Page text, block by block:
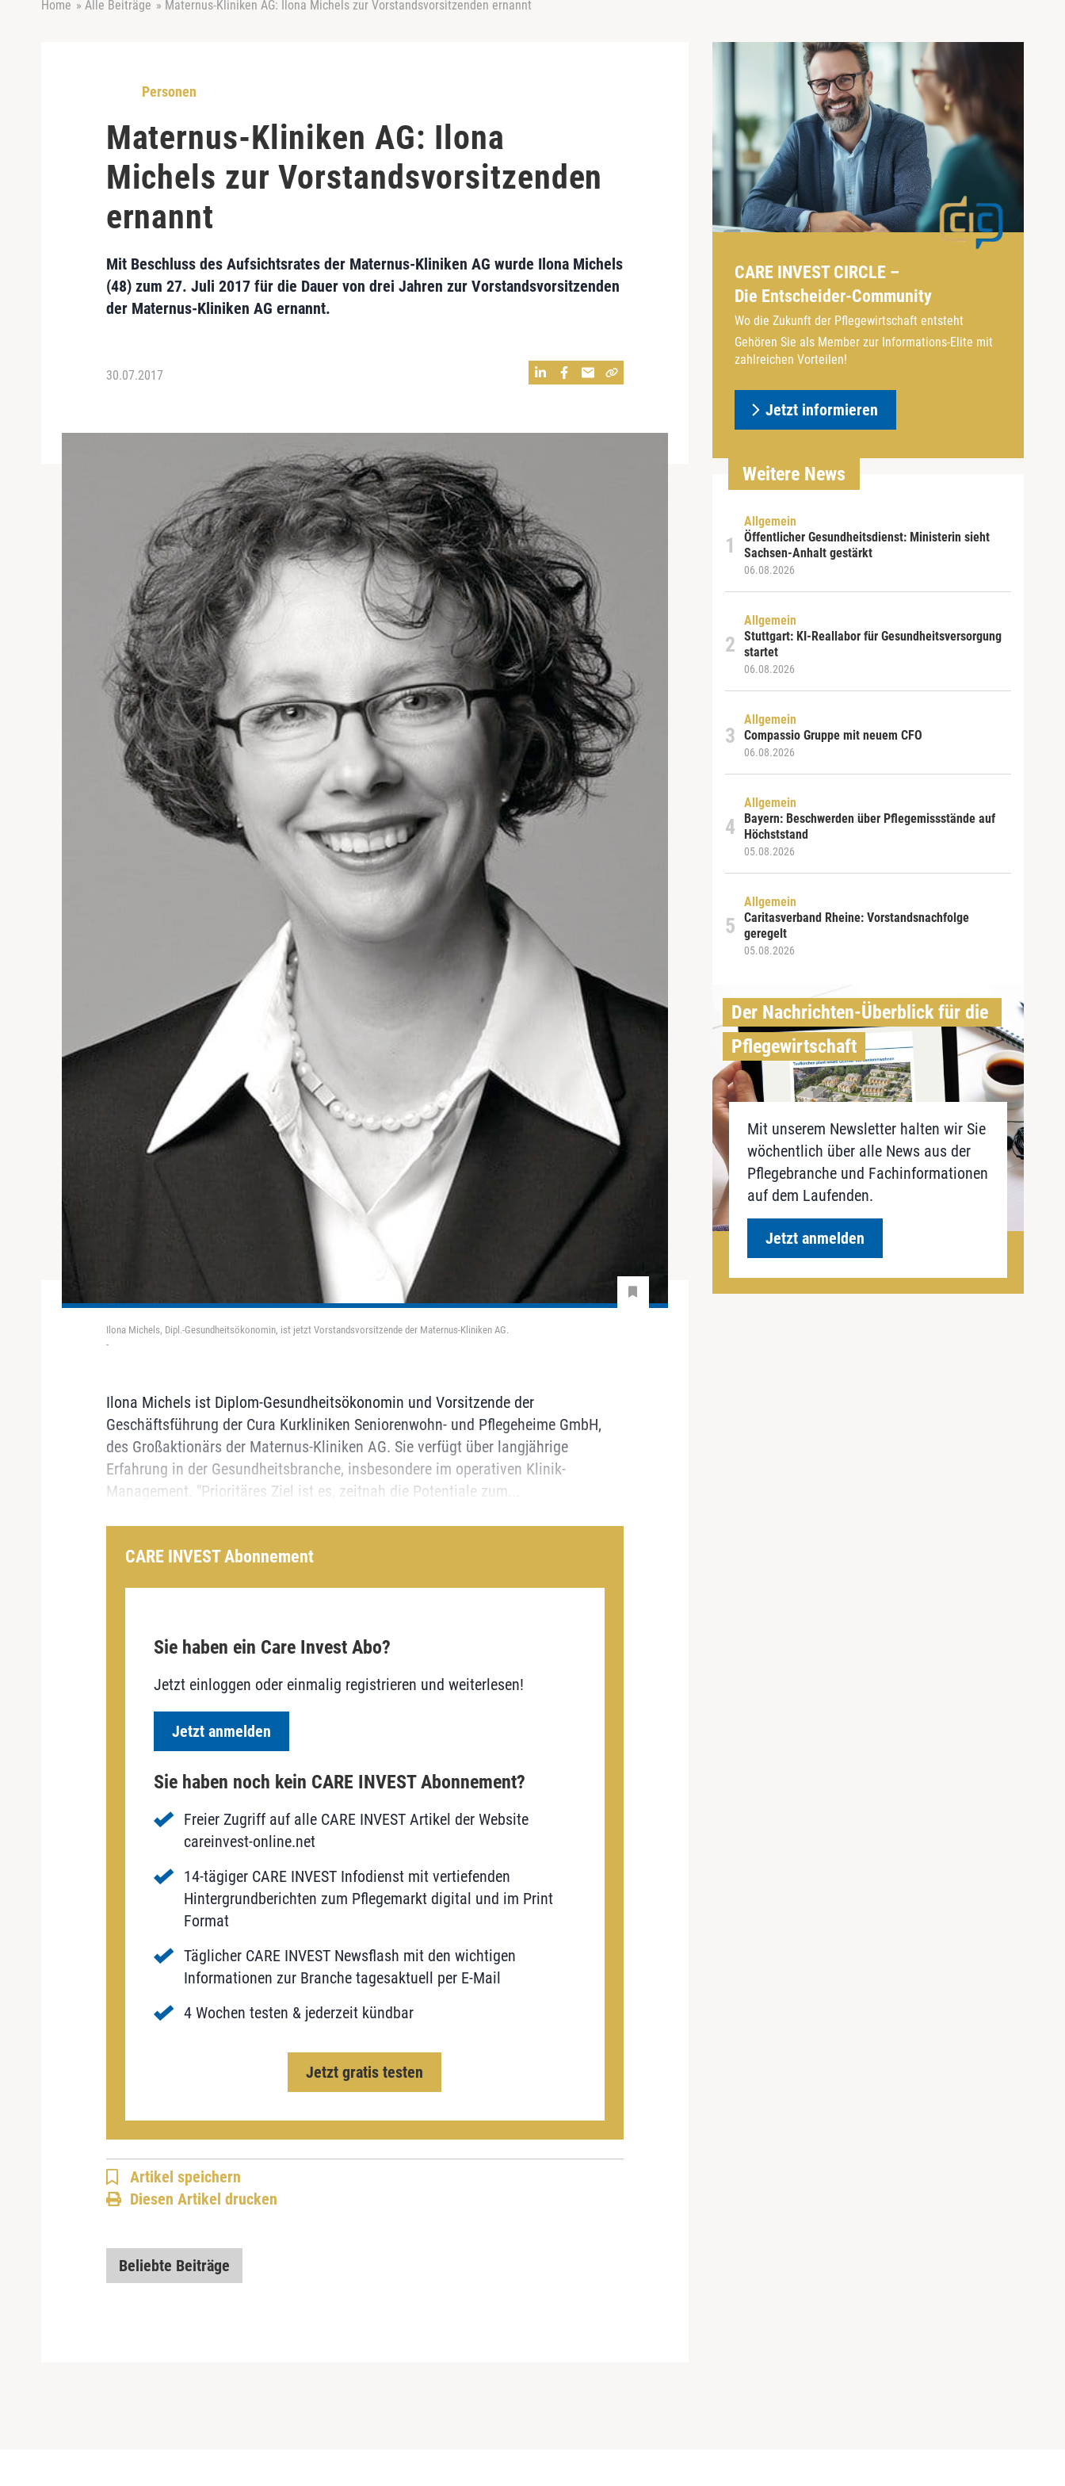
Home » Alle Beiträge » Maternus-Kliniken AG: Ilona Michels zur Vorstandsvorsitzenden ernannt
Personen
Maternus-Kliniken AG: Ilona
Michels zur Vorstandsvorsitzenden
ernannt
Mit Beschluss des Aufsichtsrates der Maternus-Kliniken AG wurde Ilona Michels
(48) zum 27. Juli 2017 für die Dauer von drei Jahren zur Vorstandsvorsitzenden
der Maternus-Kliniken AG ernannt.
30.07.2017
Ilona Michels, Dipl.-Gesundheitsökonomin, ist jetzt Vorstandsvorsitzende der Maternus-Kliniken AG.
-
Ilona Michels ist Diplom-Gesundheitsökonomin und Vorsitzende der
Geschäftsführung der Cura Kurkliniken Seniorenwohn- und Pflegeheime GmbH,
des Großaktionärs der Maternus-Kliniken AG. Sie verfügt über langjährige
Erfahrung in der Gesundheitsbranche, insbesondere im operativen Klinik-
Management. "Prioritäres Ziel ist es, zeitnah die Potentiale zum...
CARE INVEST Abonnement
Sie haben ein Care Invest Abo?
Jetzt einloggen oder einmalig registrieren und weiterlesen!
Jetzt anmelden
Sie haben noch kein CARE INVEST Abonnement?
Freier Zugriff auf alle CARE INVEST Artikel der Website
careinvest-online.net
14-tägiger CARE INVEST Infodienst mit vertiefenden
Hintergrundberichten zum Pflegemarkt digital und im Print
Format
Täglicher CARE INVEST Newsflash mit den wichtigen
Informationen zur Branche tagesaktuell per E-Mail
4 Wochen testen & jederzeit kündbar
Jetzt gratis testen
Artikel speichern
Diesen Artikel drucken
Beliebte Beiträge
CARE INVEST CIRCLE –
Die Entscheider-Community
Wo die Zukunft der Pflegewirtschaft entsteht
Gehören Sie als Member zur Informations-Elite mit
zahlreichen Vorteilen!
Jetzt informieren
Weitere News
Allgemein
Öffentlicher Gesundheitsdienst: Ministerin sieht
Sachsen-Anhalt gestärkt
06.08.2026
Allgemein
Stuttgart: KI-Reallabor für Gesundheitsversorgung
startet
06.08.2026
Allgemein
Compassio Gruppe mit neuem CFO
06.08.2026
Allgemein
Bayern: Beschwerden über Pflegemissstände auf
Höchststand
05.08.2026
Allgemein
Caritasverband Rheine: Vorstandsnachfolge
geregelt
05.08.2026
Der Nachrichten-Überblick für die
Pflegewirtschaft
Mit unserem Newsletter halten wir Sie
wöchentlich über alle News aus der
Pflegebranche und Fachinformationen
auf dem Laufenden.
Jetzt anmelden